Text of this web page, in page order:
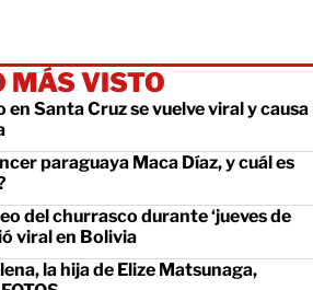
MÁS VISTO
Santa Cruz se vuelve viral y causa
paraguaya Maca Díaz, y cuál es
del churrasco durante ‘jueves de
viral en Bolivia
la hija de Elize Matsunaga,